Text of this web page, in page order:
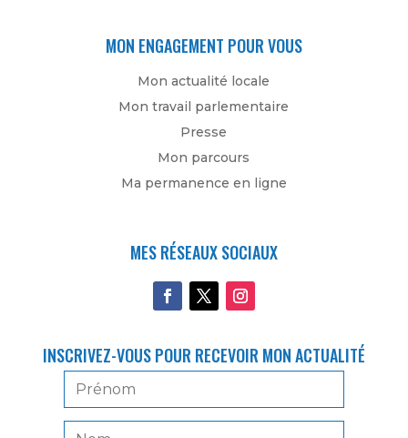
MON ENGAGEMENT POUR VOUS
Mon actualité locale
Mon travail parlementaire
Presse
Mon parcours
Ma permanence en ligne
MES RÉSEAUX SOCIAUX
INSCRIVEZ-VOUS POUR RECEVOIR MON ACTUALITÉ